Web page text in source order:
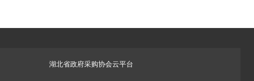
湖北省政府采购协会云平台